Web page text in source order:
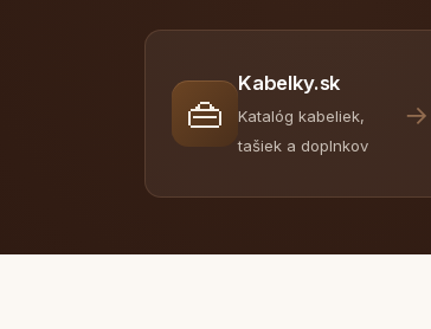
👜
Kabelky.sk
Katalóg kabeliek,
tašiek a doplnkov
→